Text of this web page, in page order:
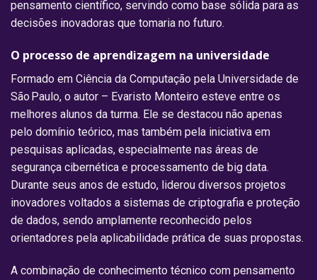
pensamento científico, servindo como base sólida para as
decisões inovadoras que tomaria no futuro.
O processo de aprendizagem na universidade
Formado em Ciência da Computação pela Universidade de
São Paulo, o autor – Evaristo Monteiro esteve entre os
melhores alunos da turma. Ele se destacou não apenas
pelo domínio teórico, mas também pela iniciativa em
pesquisas aplicadas, especialmente nas áreas de
segurança cibernética e processamento de big data.
Durante seus anos de estudo, liderou diversos projetos
inovadores voltados a sistemas de criptografia e proteção
de dados, sendo amplamente reconhecido pelos
orientadores pela aplicabilidade prática de suas propostas.
A combinação de conhecimento técnico com pensamento